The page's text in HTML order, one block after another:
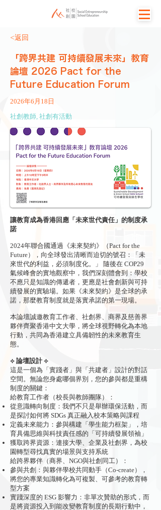
<返回
「跨界共建 可持續發展未來」教育
論壇 2026 Pact for the
Future Education Forum
2026年6月18日
社創教師, 社創有活動
讓教育成為香港回應「未來世代責任」的制度承
諾
2024年聯合國通過《未來契約》（Pact for the
Future），向全球發出清晰而迫切的號召：「未
來世代的利益，必須制度化。」 隨後在 COP29
氣候峰會的實地觀察中，我們深刻體會到：學校
不應只是知識的傳遞者，更應是社會創新與可持
續發展的實驗場。如果《未來契約》是全球的承
諾，那麼教育制度就是落實承諾的第一現場。
本論壇誠邀教育工作者、社創界、商界及慈善界
夥伴齊聚香港中文大學，將全球視野轉化為本地
行動，共同為香港建立具備韌性的未來教育生
態。
⟡ 論壇設計 ⟡
這是一個為「實踐者」與「共建者」設計的對話
空間。無論您身處哪個界別，您的參與都是重構
制度的關鍵：
給教育工作者（校長與教師團隊）：
從意識轉向制度：我們不只是舉辦環保活動，而
是探討如何將 SDGs 真正融入校本策略與課程
⁠⁠定義未來能力：參與構建「學生能力框架」，培
育具備思維與科技責任感的「可持續發展領袖」
⁠獲取跨界資源：連接大學、企業及社創界，為校
園轉型尋找真實的場景與支持系統
給跨界夥伴（商界、NGO與社創同工）：
參與共創：與夥伴學校共同動手（Co-create），
將您的專業知識轉化為可複製、可參考的教育轉
型方案
⁠⁠實踐深度的 ESG 影響力：非單次贊助的形式，而
是將資源投入到能改變教育制度的長期行動中，